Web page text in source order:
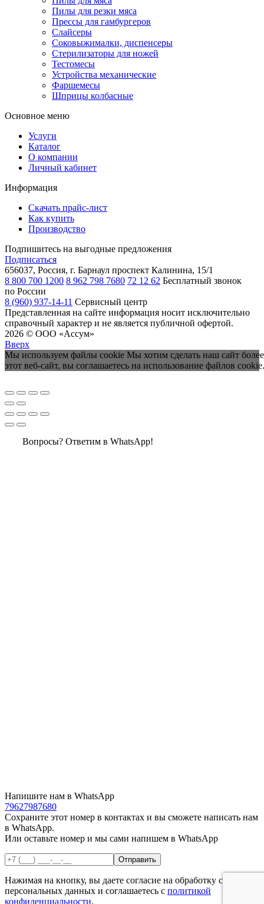
Пилы для резки мяса
Прессы для гамбургеров
Слайсеры
Соковыжималки, диспенсеры
Стерилизаторы для ножей
Тестомесы
Устройства механические
Фаршемесы
Шприцы колбасные
Основное меню
Услуги
Каталог
О компании
Личный кабинет
Информация
Скачать прайс-лист
Как купить
Производство
Подпишитесь на выгодные предложения
Подписаться
656037, Россия, г. Барнаул проспект Калинина, 15/1
8 800 700 1200 8 962 798 7680 72 12 62 Бесплатный звонок
по России
8 (960) 937-14-11 Сервисный центр
Представленная на сайте информация носит исключительно
справочный характер и не является публичной офертой.
2026 © ООО «Ассум»
Вверх
Мы используем файлы cookie Мы хотим сделать наш сайт
этот веб-сайт, вы соглашаетесь на использование файлов cookie.
Вопросы? Ответим в WhatsApp!
Напишите нам в WhatsApp
79627987680
Сохраните этот номер в контактах и вы сможете написать нам
в WhatsApp.
Или оставьте номер и мы сами напишем в WhatsApp
Нажимая на кнопку, вы даете согласие на обработку своих
персональных данных и соглашаетесь с политикой
конфиденциальности.